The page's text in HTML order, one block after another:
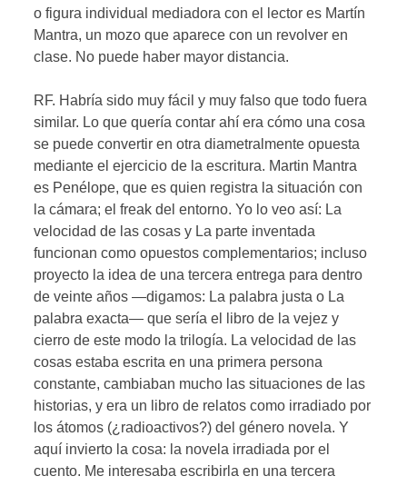
o figura individual mediadora con el lector es Martín
Mantra, un mozo que aparece con un revolver en
clase. No puede haber mayor distancia.
RF. Habría sido muy fácil y muy falso que todo fuera
similar. Lo que quería contar ahí era cómo una cosa
se puede convertir en otra diametralmente opuesta
mediante el ejercicio de la escritura. Martin Mantra
es Penélope, que es quien registra la situación con
la cámara; el freak del entorno. Yo lo veo así: La
velocidad de las cosas y La parte inventada
funcionan como opuestos complementarios; incluso
proyecto la idea de una tercera entrega para dentro
de veinte años —digamos: La palabra justa o La
palabra exacta— que sería el libro de la vejez y
cierro de este modo la trilogía. La velocidad de las
cosas estaba escrita en una primera persona
constante, cambiaban mucho las situaciones de las
historias, y era un libro de relatos como irradiado por
los átomos (¿radioactivos?) del género novela. Y
aquí invierto la cosa: la novela irradiada por el
cuento. Me interesaba escribirla en una tercera